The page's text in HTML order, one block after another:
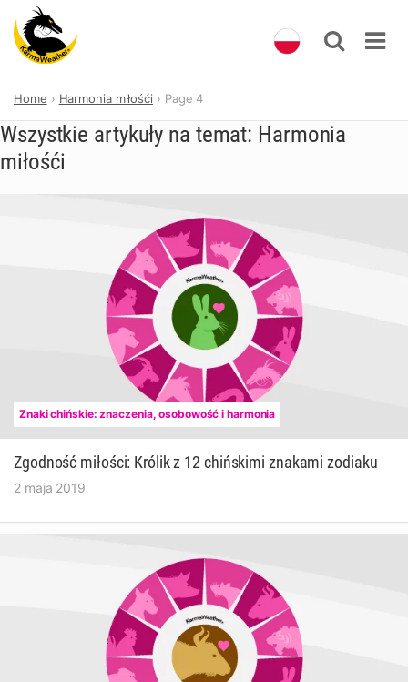
content
Home Harmonia miłośći Page 4
Wszystkie artykuły na temat: Harmonia
miłośći
Znaki chińskie: znaczenia, osobowość i harmonia
Zgodność miłości: Królik z 12 chińskimi znakami zodiaku
2 maja 2019